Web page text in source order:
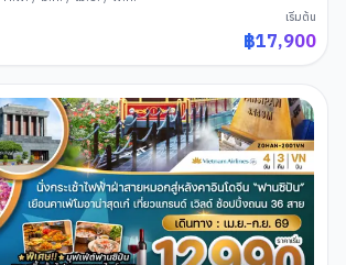
เริ่มต้น
฿17,900